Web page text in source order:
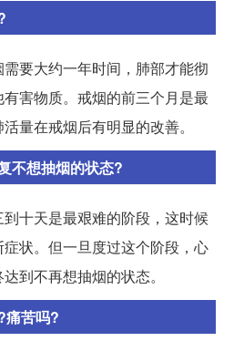
要大约一年时间，肺部才能彻
害物质。戒烟的前三个月是最
量在戒烟后有明显的改善。
不想抽烟的状态?
十天是最艰难的阶段，这时候
状。但一旦度过这个阶段，心
到不再想抽烟的状态。
痛苦吗?